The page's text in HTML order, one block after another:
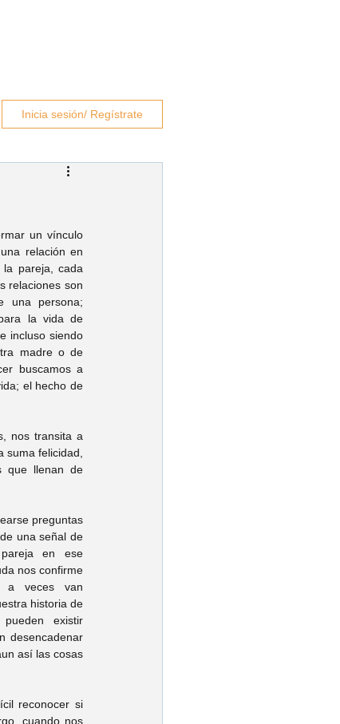
Inicia sesión/ Regístrate
un vínculo
relación en
pareja, cada
relaciones son
una persona;
la vida de
incluso siendo
madre o de
buscamos a
el hecho de
nos transita a
suma felicidad,
que llenan de
preguntas
una señal de
en ese
nos confirme
a veces van
historia de
existir
desencadenar
así las cosas
reconocer si
cuando nos